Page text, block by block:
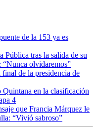
de la 153 ya es
Pública tras la salida de su
“Nunca olvidaremos”
de la presidencia de
en la clasificación
4
que Francia Márquez le
“Vivió sabroso”